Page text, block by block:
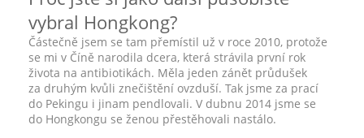
vybral Hongkong?
Částečně jsem se tam přemístil už v roce 2010, protože
se mi v Číně narodila dcera, která strávila první rok
života na antibiotikách. Měla jeden zánět průdušek
za druhým kvůli znečištění ovzduší. Tak jsme za prací
do Pekingu i jinam pendlovali. V dubnu 2014 jsme se
do Hongkongu se ženou přestěhovali nastálo.